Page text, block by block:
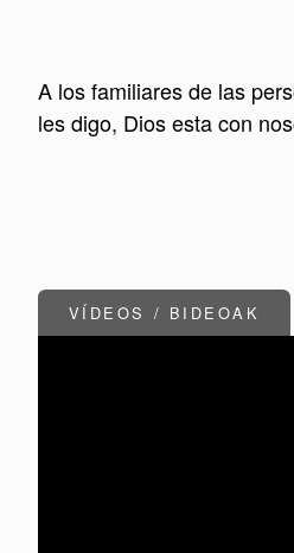
A los familiares de las
les digo, Dios esta con
VÍDEOS / BIDEOAK